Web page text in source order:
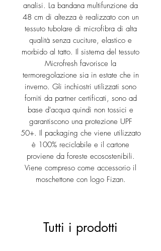
analisi. La bandana multifunzione da
48 cm di altezza è realizzato con un
tessuto tubolare di microfibra di alta
qualità senza cuciture, elastico e
morbido al tatto. Il sistema del tessuto
Microfresh favorisce la
termoregolazione sia in estate che in
inverno. Gli inchiostri utilizzati sono
forniti da partner certificati, sono ad
base d'acqua quindi non tossici e
garantiscono una protezione UPF
50+. Il packaging che viene utilizzato
è 100% reciclabile e il cartone
proviene da foreste ecosostenibili.
Viene compreso come accessorio il
moschettone con logo Fizan.
Tutti i prodotti